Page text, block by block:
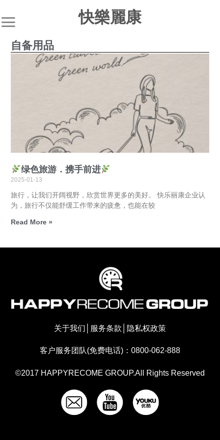
快樂麗康
自备用品
绿色旅游．携手前进
2025-01-13
旅行，让我们开阔视野，欣赏世界更多的美好。 快乐丽康企业认
为，旅行不仅能舒缓工作带来的疲惫，也能在较
Read More »
关于我们 服务条款 隐私权政策
客户服务团队(免费电话)：0800-062-888
©2017 HAPPYRECOME GROUP.All Rights Reserved